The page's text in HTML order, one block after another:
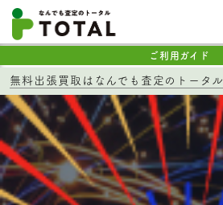
ご利用ガイド
無料出張買取はなんでも査定のトータル